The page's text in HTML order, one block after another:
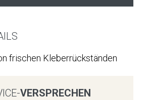
frischen Kleberrückständen
VERSPRECHEN